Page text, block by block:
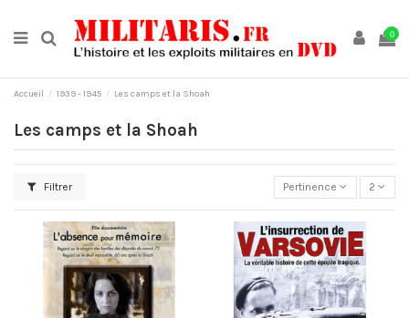
0
Accueil 1939 - 1945 Les camps et la Shoah
Les camps et la Shoah
Filtrer Pertinence 2